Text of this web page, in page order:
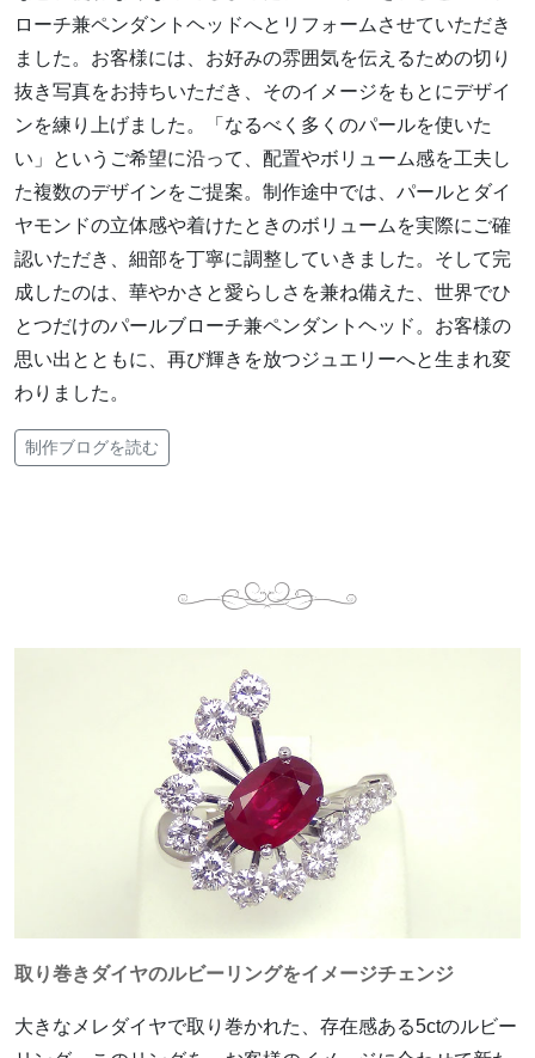
ローチ兼ペンダントヘッドへとリフォームさせていただき
ました。お客様には、お好みの雰囲気を伝えるための切り
抜き写真をお持ちいただき、そのイメージをもとにデザイ
ンを練り上げました。「なるべく多くのパールを使いた
い」というご希望に沿って、配置やボリューム感を工夫し
た複数のデザインをご提案。制作途中では、パールとダイ
ヤモンドの立体感や着けたときのボリュームを実際にご確
認いただき、細部を丁寧に調整していきました。そして完
成したのは、華やかさと愛らしさを兼ね備えた、世界でひ
とつだけのパールブローチ兼ペンダントヘッド。お客様の
思い出とともに、再び輝きを放つジュエリーへと生まれ変
わりました。
制作ブログを読む
取り巻きダイヤのルビーリングをイメージチェンジ
大きなメレダイヤで取り巻かれた、存在感ある5ctのルビー